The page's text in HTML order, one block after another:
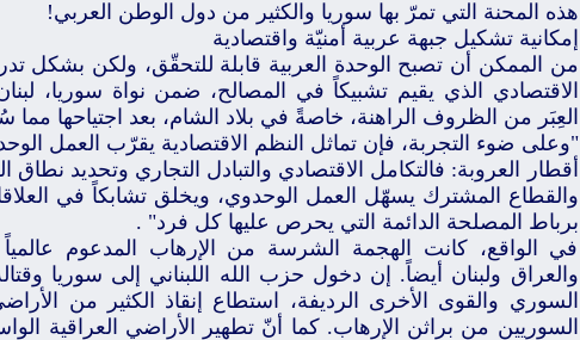
هذه المحنة التي تمرّ بها سوريا والكثير من دول الوطن العربي!
إمكانية تشكيل جبهة عربية أمنيّة واقتصادية
من الممكن أن تصبح الوحدة العربية قابلة للتحقّق، ولكن بشكل
الاقتصادي الذي يقيم تشبيكاً في المصالح، ضمن نواة سوريا،
العِبَر من الظروف الراهنة، خاصةً في بلاد الشام، بعد اجتياحها
"وعلى ضوء التجربة، فإن تماثل النظم الاقتصادية يقرّب العمل
أقطار العروبة: فالتكامل الاقتصادي والتبادل التجاري وتحديد
والقطاع المشترك يسهّل العمل الوحدوي، ويخلق تشابكاً في
برباط المصلحة الدائمة التي يحرص عليها كل فرد" .
في الواقع، كانت الهجمة الشرسة من الإرهاب المدعوم
والعراق ولبنان أيضاً. إن دخول حزب الله اللبناني إلى سوريا
السوري والقوى الأخرى الرديفة، استطاع إنقاذ الكثير من
السوريين من براثن الإرهاب. كما أنّ تطهير الأراضي العراقية